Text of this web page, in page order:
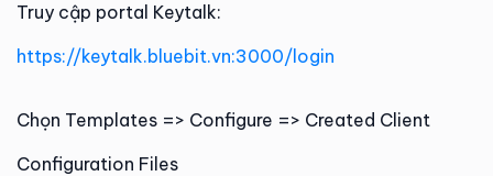
Truy cập portal Keytalk:
https://keytalk.bluebit.vn:3000/login
Chọn Templates => Configure => Created Client
Configuration Files